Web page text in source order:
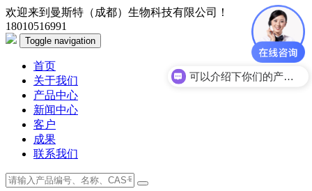
欢迎来到曼斯特（成都）生物科技有限公司！
18010516991
Toggle navigation
首页
关于我们
产品中心
新闻中心
客户
成果
联系我们
可以介绍下你们的产品么？